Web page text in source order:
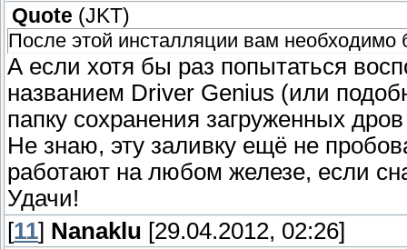
Quote (JKT)
После этой инсталляции вам необходимо
А если хотя бы раз попытаться
названием Driver Genius (или
папку сохранения загруженных
Не знаю, эту заливку ещё не
работают на любом железе, если
Удачи!
[11] Nanaklu [29.04.2012, 02:26]